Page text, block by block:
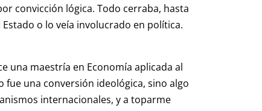
convicción lógica. Todo cerraba, hasta
o lo veía involucrado en política.
una maestría en Economía aplicada al
una conversión ideológica, sino algo
internacionales, y a toparme